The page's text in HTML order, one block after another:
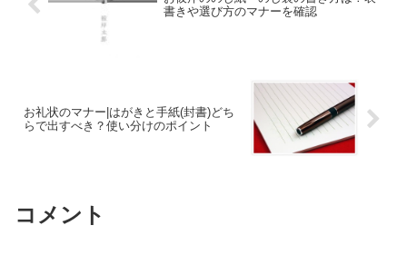
書きや選び方のマナーを確認
お礼状のマナー|はがきと手紙(封書)どち
らで出すべき？使い分けのポイント
コメント